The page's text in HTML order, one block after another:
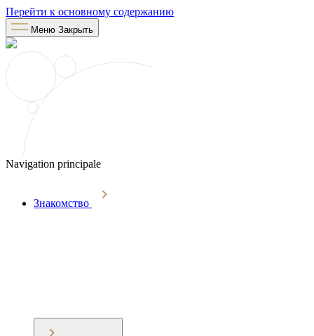
Перейти к основному содержанию
Меню Закрыть
Navigation principale
Знакомство